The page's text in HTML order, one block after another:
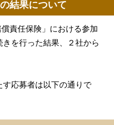
結果について
責任保険」における参加
を行った結果、２社から
応募者は以下の通りで